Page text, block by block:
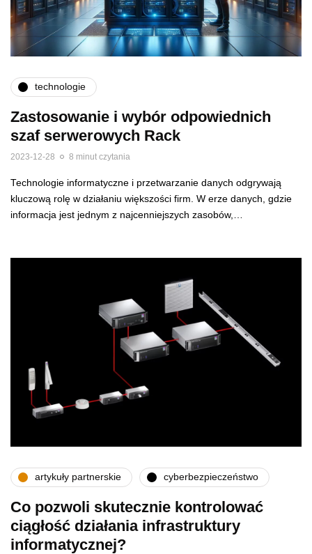
technologie
Zastosowanie i wybór odpowiednich
szaf serwerowych Rack
2023-12-28 8 minut czytania
Technologie informatyczne i przetwarzanie danych odgrywają
kluczową rolę w działaniu większości firm. W erze danych, gdzie
informacja jest jednym z najcenniejszych zasobów,…
artykuły partnerskie cyberbezpieczeństwo
Co pozwoli skutecznie kontrolować
ciągłość działania infrastruktury
informatycznej?